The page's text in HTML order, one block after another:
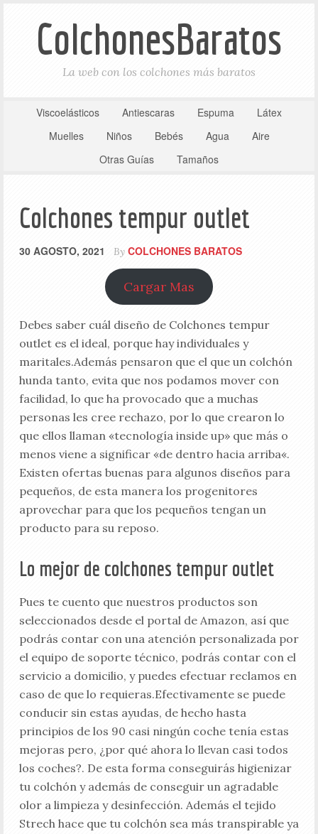
ColchonesBaratos
La web con los colchones más baratos
Viscoelásticos Antiescaras Espuma
Látex
Muelles
Niños Bebés Agua
Aire
Otras Guías
Tamaños
Colchones tempur outlet
30 AGOSTO, 2021 By COLCHONES BARATOS
Cargar Mas
Debes saber cuál diseño de Colchones tempur
outlet es el ideal, porque hay individuales y
maritales.Además pensaron que el que un colchón
hunda tanto, evita que nos podamos mover con
facilidad, lo que ha provocado que a muchas
personas les cree rechazo, por lo que crearon lo
que ellos llaman «tecnología inside up» que más o
menos viene a significar «de dentro hacia arriba«.
Existen ofertas buenas para algunos diseños para
pequeños, de esta manera los progenitores
aprovechar para que los pequeños tengan un
producto para su reposo.
Lo mejor de colchones tempur outlet
Pues te cuento que nuestros productos son
seleccionados desde el portal de Amazon, así que
podrás contar con una atención personalizada por
el equipo de soporte técnico, podrás contar con el
servicio a domicilio, y puedes efectuar reclamos en
caso de que lo requieras.Efectivamente se puede
conducir sin estas ayudas, de hecho hasta
principios de los 90 casi ningún coche tenía estas
mejoras pero, ¿por qué ahora lo llevan casi todos
los coches?. De esta forma conseguirás higienizar
tu colchón y además de conseguir un agradable
olor a limpieza y desinfección. Además el tejido
Strech hace que tu colchón sea más transpirable ya